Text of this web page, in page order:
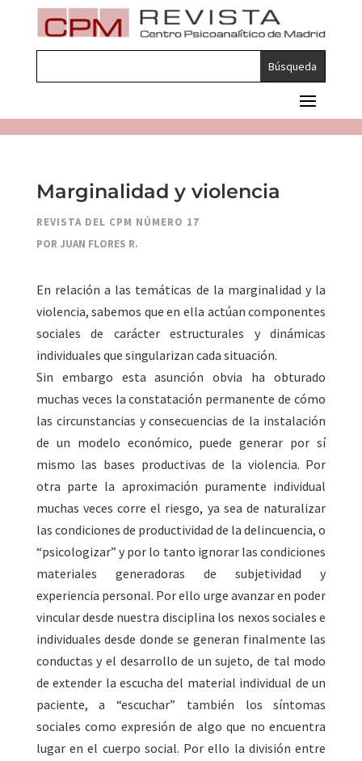
Marginalidad y violencia
REVISTA DEL CPM NÚMERO 17
POR JUAN FLORES R.
En relación a las temáticas de la marginalidad y la
violencia, sabemos que en ella actúan componentes
sociales de carácter estructurales y dinámicas
individuales que singularizan cada situación.
Sin embargo esta asunción obvia ha obturado
muchas veces la constatación permanente de cómo
las circunstancias y consecuencias de la instalación
de un modelo económico, puede generar por sí
mismo las bases productivas de la violencia. Por
otra parte la aproximación puramente individual
muchas veces corre el riesgo, ya sea de naturalizar
las condiciones de productividad de la delincuencia, o
“psicologizar” y por lo tanto ignorar las condiciones
materiales generadoras de subjetividad y
experiencia personal. Por ello urge avanzar en poder
vincular desde nuestra disciplina los nexos sociales e
individuales desde donde se generan finalmente las
conductas y el desarrollo de un sujeto, de tal modo
de extender la escucha del material individual de un
paciente, a “escuchar” también los síntomas
sociales como expresión de algo que no encuentra
lugar en el cuerpo social. Por ello la división entre